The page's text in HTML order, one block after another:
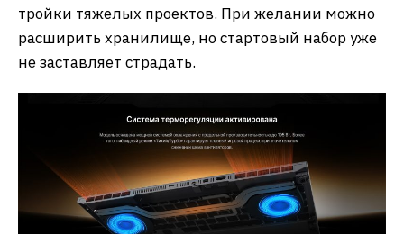
тройки тяжелых проектов. При желании можно
расширить хранилище, но стартовый набор уже
не заставляет страдать.